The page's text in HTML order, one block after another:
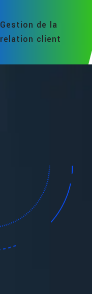
Gestion de la
relation client